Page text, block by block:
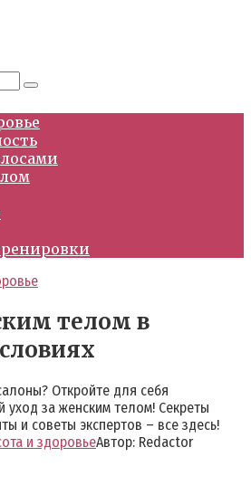
телом в
Откройте для себя
за женским телом! Секреты
и советы экспертов – все здесь!
и здоровьеАвтор: Redactor